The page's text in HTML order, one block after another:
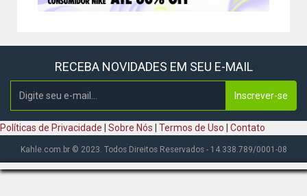
RECEBA NOVIDADES EM SEU E-MAIL
Inscrever-se
Políticas de Privacidade Sobre Nós Termos de Uso Contato
Kahle.com.br © 2023. Todos Direitos Reservados - 14.338.789/0001-08